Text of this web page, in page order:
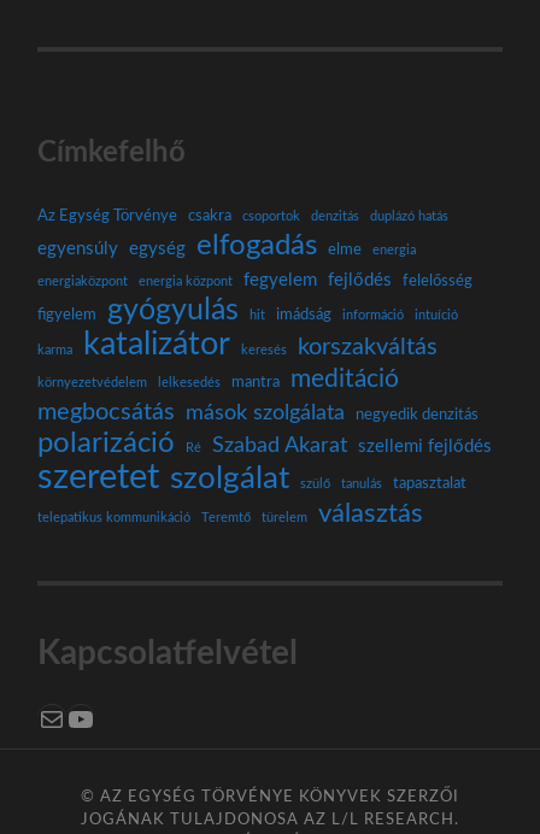
Címkefelhő
Az Egység Törvénye csakra csoportok denzitás duplázó hatás
egyensúly egység elfogadás elme energia
energiaközpont energia központ fegyelem fejlődés
felelősség
figyelem
gyógyulás hit imádság információ intuíció
karma katalizátor keresés korszakváltás
környezetvédelem lelkesedés mantra meditáció
megbocsátás mások szolgálata negyedik denzitás
polarizáció Ré Szabad Akarat szellemi fejlődés
szeretet szolgálat szülő tanulás tapasztalat
telepatikus kommunikáció Teremtő türelem választás
Kapcsolatfelvétel
MailYouTube
© AZ EGYSÉG TÖRVÉNYE KÖNYVEK SZERZŐI
JOGÁNAK TULAJDONOSA AZ
L/L RESEARCH .